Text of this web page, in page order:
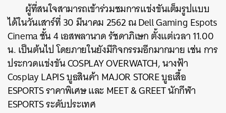
ผู้ที่สนใจสามารถเข้าร่วมชมการแข่งขันเต็มรูปแบบ
ได้ในวันเสาร์ที่ 30 มีนาคม 2562 ณ Dell Gaming Espots
Cinema ชั้น 4 เอสพลานาด รัชดาภิเษก ตั้งแต่เวลา 11.00
น. เป็นต้นไป โดยภายในยังมีกิจกรรมอีกมากมาย เช่น การ
ประกวดแข่งขัน COSPLAY OVERWATCH, นางฟ้า
Cosplay LAPIS บูธสินค้า MAJOR STORE บูธเสื้อ
ESPORTS ราคาพิเศษ และ MEET & GREET นักกีฬา
ESPORTS ระดับประเทศ
ค้นหา
SHARE TWEET LINE EMAIL